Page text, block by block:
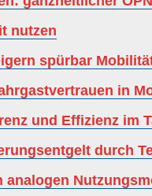
nutzen
spürbar
in
und Effizienz im
durch